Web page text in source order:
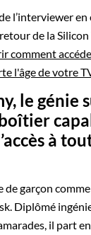
l’interviewer
de la Silicon
comment
l'âge de votre
le génie
à
de garçon
Diplômé
il part